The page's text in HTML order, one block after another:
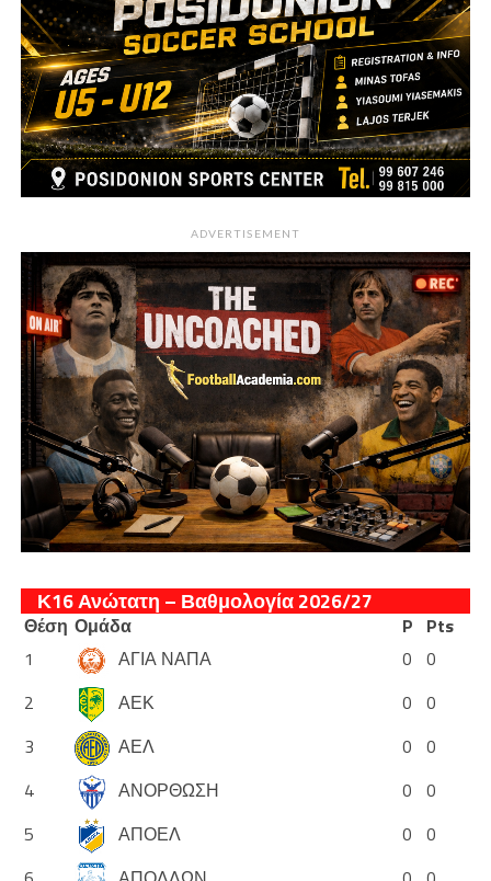
ADVERTISEMENT
Κ16 Ανώτατη – Βαθμολογία 2026/27
Θέση Ομάδα P Pts
1
ΑΓΙΑ ΝΑΠΑ 0 0
2
ΑΕΚ 0 0
3
ΑΕΛ 0 0
4
ΑΝΟΡΘΩΣΗ 0 0
5
ΑΠΟΕΛ 0 0